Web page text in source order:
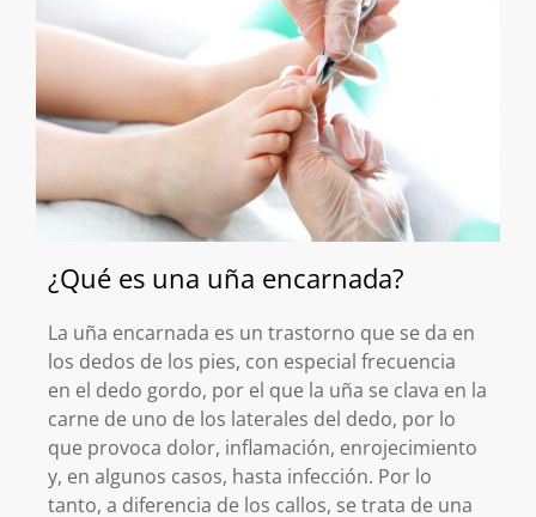
¿Qué es una uña encarnada?
La uña encarnada es un trastorno que se da en
los dedos de los pies, con especial frecuencia
en el dedo gordo, por el que la uña se clava en la
carne de uno de los laterales del dedo, por lo
que provoca dolor, inflamación, enrojecimiento
y, en algunos casos, hasta infección. Por lo
tanto, a diferencia de los callos, se trata de una